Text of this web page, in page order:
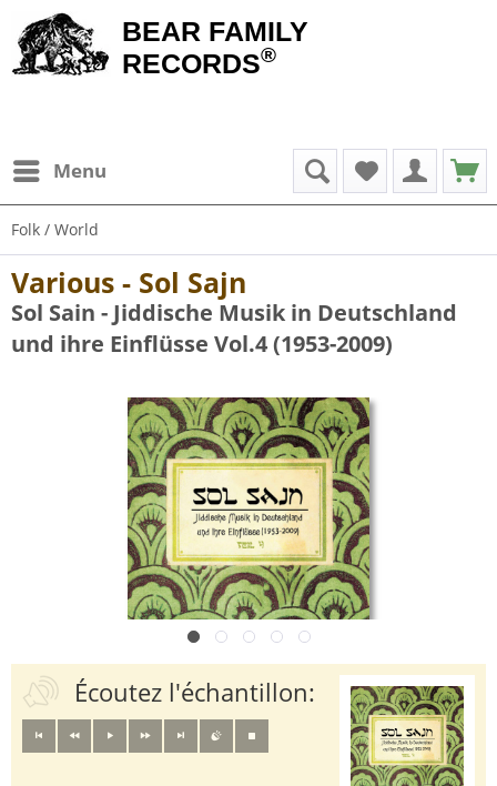
BEAR FAMILY
RECORDS®
Menu
Folk / World
Various - Sol Sajn
Sol Sain - Jiddische Musik in Deutschland
und ihre Einflüsse Vol.4 (1953-2009)
Écoutez l'échantillon: